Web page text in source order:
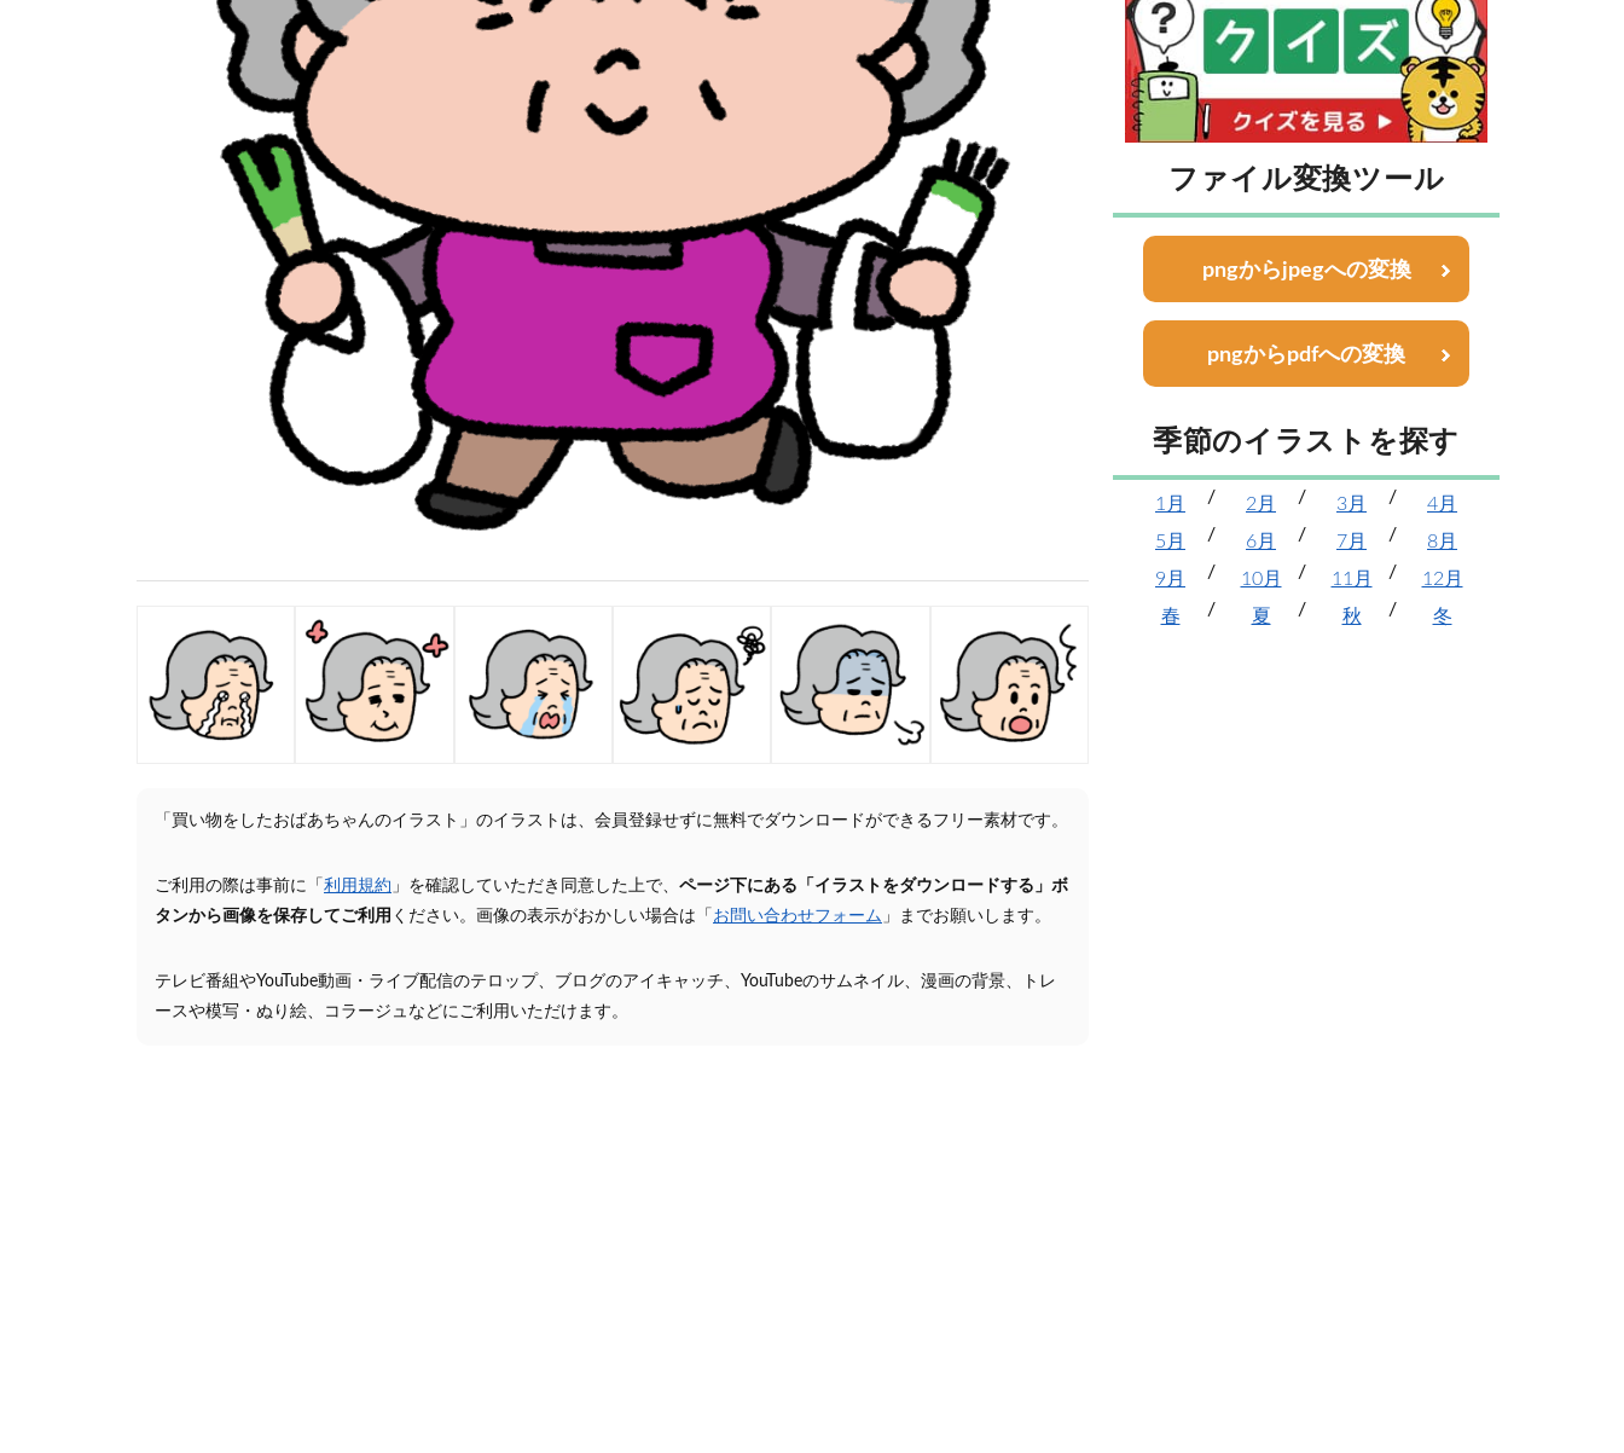
「買い物をしたおばあちゃんのイラスト」のイラストは、会員登録せずに無料でダウンロードができるフリー素材です。
ご利用の際は事前に「 利用規約 」を確認していただき同意した上で、 ページ下にある「イラストをダウンロードする」ボ
タンから画像を保存してご利用 ください。画像の表示がおかしい場合は「 お問い合わせフォーム 」までお願いします。
テレビ番組やYouTube動画・ライブ配信のテロップ、ブログのアイキャッチ、YouTubeのサムネイル、漫画の背景、トレ
ースや模写・ぬり絵、コラージュなどにご利用いただけます。
ファイル変換ツール
pngからjpegへの変換
pngからpdfへの変換
季節のイラストを探す
1月 2月 3月
4月
5月
6月 7月
8月
9月
10月 11月
12月
春
夏 秋 冬